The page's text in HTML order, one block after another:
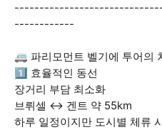
------------
🚐 파리모먼트 벨기에 투어의
1️⃣ 효율적인 동선
장거리 부담 최소화
브뤼셀 ↔ 겐트 약 55km
하루 일정이지만 도시별 체류